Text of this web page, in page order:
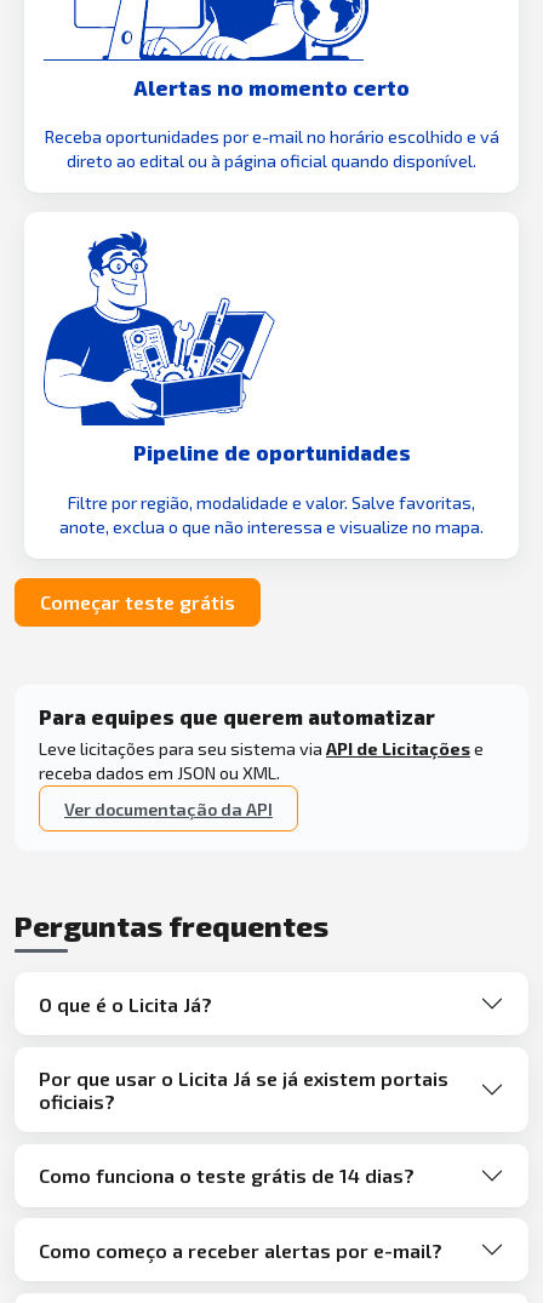
Alertas no momento certo
Receba oportunidades por e-mail no horário escolhido e vá
direto ao edital ou à página oficial quando disponível.
Pipeline de oportunidades
Filtre por região, modalidade e valor. Salve favoritas,
anote, exclua o que não interessa e visualize no mapa.
Começar teste grátis
Para equipes que querem automatizar
Leve licitações para seu sistema via API de Licitaçõese
receba dados em JSON ou XML.
Ver documentação da API
Perguntas frequentes
O que é o Licita Já?
Por que usar o Licita Já se já existem portais
oficiais?
Como funciona o teste grátis de 14 dias?
Como começo a receber alertas por e-mail?